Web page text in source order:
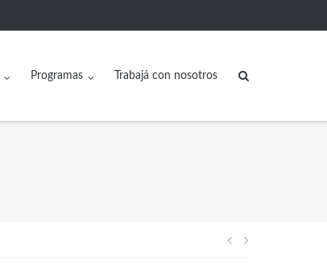
Programas Trabajá con nosotros